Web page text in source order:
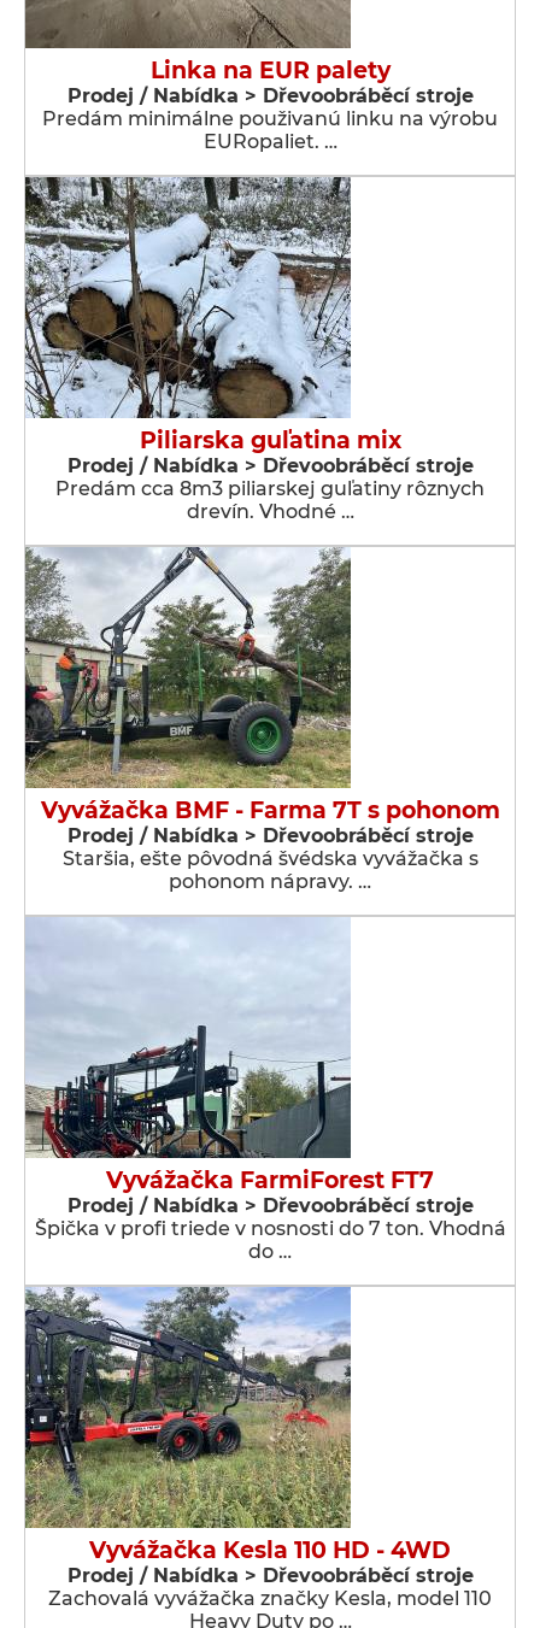
Linka na EUR palety
Prodej / Nabídka > Dřevoobráběcí stroje
Predám minimálne použivanú linku na výrobu
EURopaliet. …
Piliarska guľatina mix
Prodej / Nabídka > Dřevoobráběcí stroje
Predám cca 8m3 piliarskej guľatiny rôznych
drevín. Vhodné …
Vyvážačka BMF - Farma 7T s pohonom
Prodej / Nabídka > Dřevoobráběcí stroje
Staršia, ešte pôvodná švédska vyvážačka s
pohonom nápravy. …
Vyvážačka FarmiForest FT7
Prodej / Nabídka > Dřevoobráběcí stroje
Špička v profi triede v nosnosti do 7 ton. Vhodná
do …
Vyvážačka Kesla 110 HD - 4WD
Prodej / Nabídka > Dřevoobráběcí stroje
Zachovalá vyvážačka značky Kesla, model 110
Heavy Duty po …